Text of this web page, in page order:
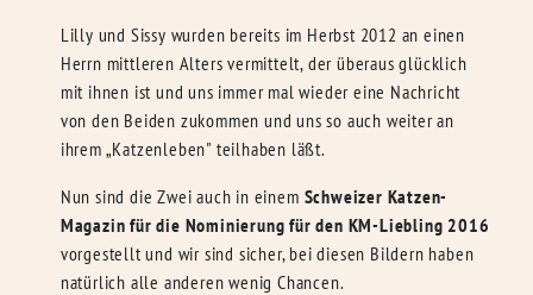
Lilly und Sissy wurden bereits im Herbst 2012 an einen
Herrn mittleren Alters vermittelt, der überaus glücklich
mit ihnen ist und uns immer mal wieder eine Nachricht
von den Beiden zukommen und uns so auch weiter an
ihrem „Katzenleben" teilhaben läßt.
Nun sind die Zwei auch in einem Schweizer Katzen-
Magazin für die Nominierung für den KM-Liebling 2016
vorgestellt und wir sind sicher, bei diesen Bildern haben
natürlich alle anderen wenig Chancen.